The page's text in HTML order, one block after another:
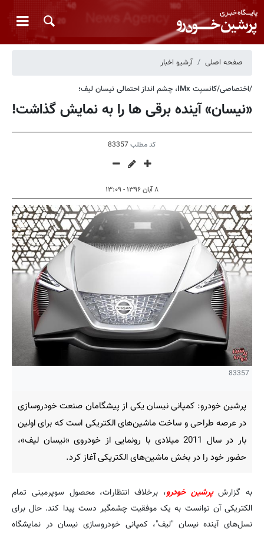
صفحه اصلی آرشیو اخبار
/اختصاصی/کانسپت IMx، چشم انداز احتمالی نیسان لیف؛
«نیسان» آینده برقی ها را به نمایش گذاشت!
کد مطلب 83357
۸ آبان ۱۳۹۶ - ۱۳:۰۹
83357
پرشین خودرو: کمپانی نیسان یکی از پیشگامان صنعت خودروسازی
در عرصه طراحی و ساخت ماشین‌های الکتریکی است که برای اولین
بار در سال 2011 میلادی با رونمایی از خودروی «نیسان لیف»،
حضور خود را در بخش ماشین‌های الکتریکی آغاز کرد.
به گزارشپرشین خودرو، برخلاف انتظارات، محصول سوپرمینی تمام
الکتریکی آن توانست به یک موفقیت چشمگیر دست پیدا کند. حال برای
نسل‌های آینده نیسان "لیف"، کمپانی خودروسازی نیسان در نمایشگاه